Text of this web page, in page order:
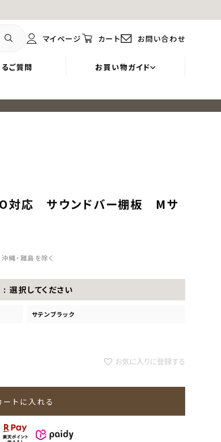
マイページ カート お問い合わせ
対応 サウンドバー棚板 Mサ
縄・離島を除く
選択してください
サテンブラック
お気に入りに登録する
ートに入れる